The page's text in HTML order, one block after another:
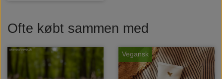
Ofte købt sammen med
Vegansk